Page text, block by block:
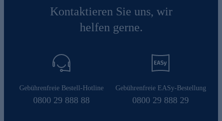
Kontaktieren Sie uns, wir
helfen gerne.
Gebührenfreie Bestell-Hotline
0800 29 888 88
Gebührenfreie EASy-Bestellung
0800 29 888 29